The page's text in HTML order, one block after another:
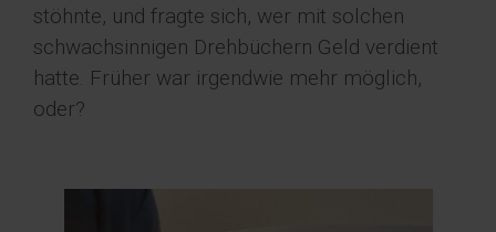
stöhnte, und fragte sich, wer mit solchen
schwachsinnigen Drehbüchern Geld verdient
hatte. Früher war irgendwie mehr möglich,
oder?